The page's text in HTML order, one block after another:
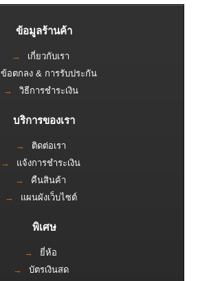
ข้อมูลร้านค้า
เกี่ยวกับเรา
ข้อตกลง & การรับประกัน
วิธีการชำระเงิน
บริการของเรา
ติดต่อเรา
แจ้งการชำระเงิน
คืนสินค้า
แผนผังเว็บไซต์
พิเศษ
ยี่ห้อ
บัตรเงินสด